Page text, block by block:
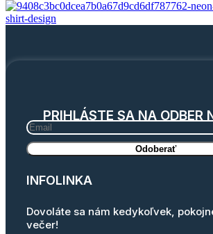
PRIHLÁSTE SA NA ODBER
INFOLINKA
Dovoláte sa nám kedykoľvek,
večer!